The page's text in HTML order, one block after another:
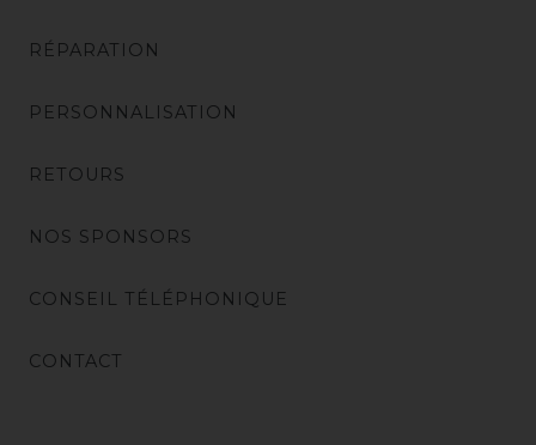
RÉPARATION
PERSONNALISATION
RETOURS
NOS SPONSORS
CONSEIL TÉLÉPHONIQUE
CONTACT